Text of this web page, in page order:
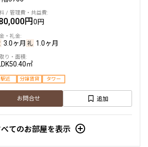
円0円
3.0ヶ月 1.0ヶ月
50.40㎡
駅近 分譲賃貸 タワー
お問合せ 追加
てのお部屋を表示